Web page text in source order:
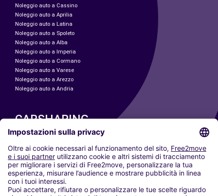
Noleggio auto a Cassino
Noleggio auto a Aprilia
Noleggio auto a Latina
Noleggio auto a Spoleto
Noleggio auto a Alba
Noleggio auto a Imperia
Noleggio auto a Cormano
Noleggio auto a Varese
Noleggio auto a Arezzo
Noleggio auto a Andria
CARSHARING
LE NOSTRE CITTÀ
Paris
Madrid
Washington DC
Milano
Roma
Torino